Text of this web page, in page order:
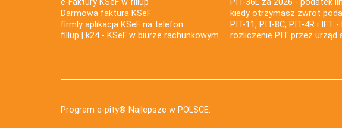
e‑Faktury KSeF w fillup
Darmowa faktura KSeF
firmly aplikacja KSeF na telefon
fillup | k24 - KSeF w biurze rachunkowym
PIT-36L za 2026 - podatek
kiedy otrzymasz zwrot
PIT-11, PIT-8C, PIT-4R i IFT -
rozliczenie PIT przez urząd
Program e-pity® Najlepsze w POLSCE.